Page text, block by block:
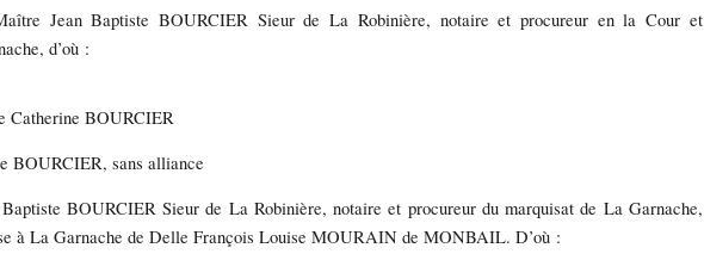
Jean Baptiste BOURCIER Sieur de La Robinière, notaire et procureur en la Cour et
d’où :
Catherine BOURCIER
BOURCIER, sans alliance
BOURCIER Sieur de La Robinière, notaire et procureur du marquisat de La Garnache,
à La Garnache de Delle François Louise MOURAIN de MONBAIL. D’où :